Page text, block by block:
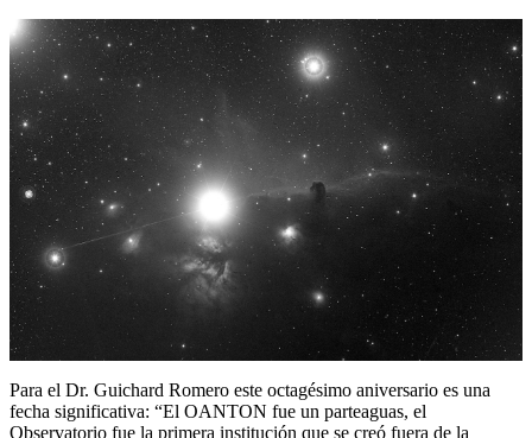
Para el Dr. Guichard Romero este octagésimo aniversario es una
fecha significativa: “El OANTON fue un parteaguas, el
Observatorio fue la primera institución que se creó fuera de la